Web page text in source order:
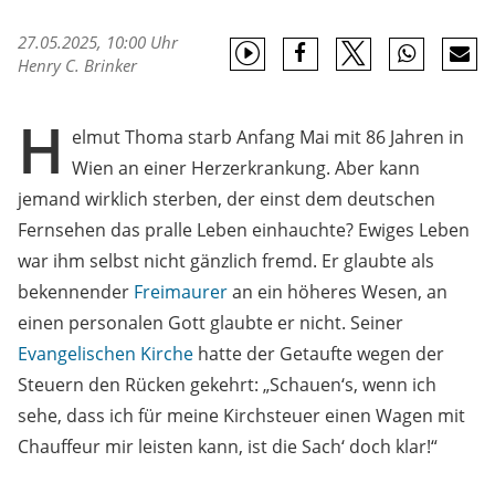
27.05.2025, 10:00 Uhr
Henry C. Brinker
H elmut Thoma starb Anfang Mai mit 86 Jahren in
Wien an einer Herzerkrankung. Aber kann
jemand wirklich sterben, der einst dem deutschen
Fernsehen das pralle Leben einhauchte? Ewiges Leben
war ihm selbst nicht gänzlich fremd. Er glaubte als
bekennender Freimaureran ein höheres Wesen, an
einen personalen Gott glaubte er nicht. Seiner
Evangelischen Kirche hatte der Getaufte wegen der
Steuern den Rücken gekehrt: „Schauen‘s, wenn ich
sehe, dass ich für meine Kirchsteuer einen Wagen mit
Chauffeur mir leisten kann, ist die Sach‘ doch klar!“